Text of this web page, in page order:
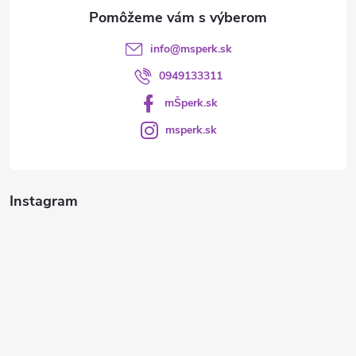
Instagram
info@msperk.sk
0949133311
mŠperk.sk
msperk.sk